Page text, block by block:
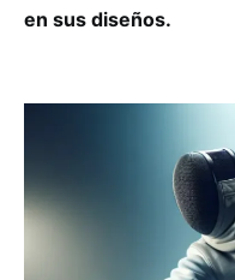
en sus diseños.